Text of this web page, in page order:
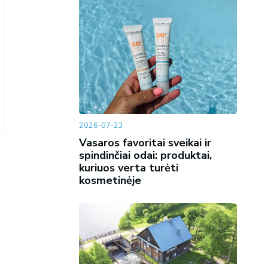
2026-07-23
Vasaros favoritai sveikai ir
spindinčiai odai: produktai,
kuriuos verta turėti
kosmetinėje